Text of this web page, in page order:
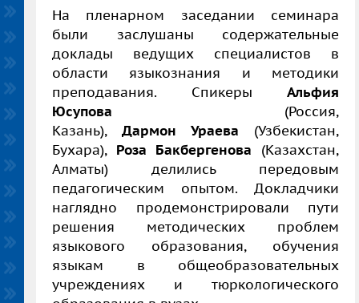
На пленарном заседании семинара
были заслушаны содержательные
доклады ведущих специалистов в
области языкознания и методики
преподавания. Спикеры
Альфия
Юсупова (Россия,
Казань), Дармон Ураева (Узбекистан,
Бухара), Роза Бакбергенова (Казахстан,
Алматы) делились передовым
педагогическим опытом. Докладчики
наглядно продемонстрировали пути
решения методических проблем
языкового образования, обучения
языкам в общеобразовательных
учреждениях и тюркологического